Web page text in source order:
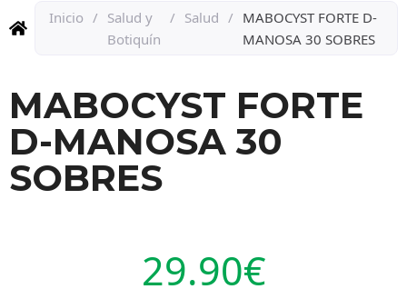
Inicio / Salud y
Botiquín
/ Salud / MABOCYST FORTE D-
MANOSA 30 SOBRES
MABOCYST FORTE
D-MANOSA 30
SOBRES
29.90€